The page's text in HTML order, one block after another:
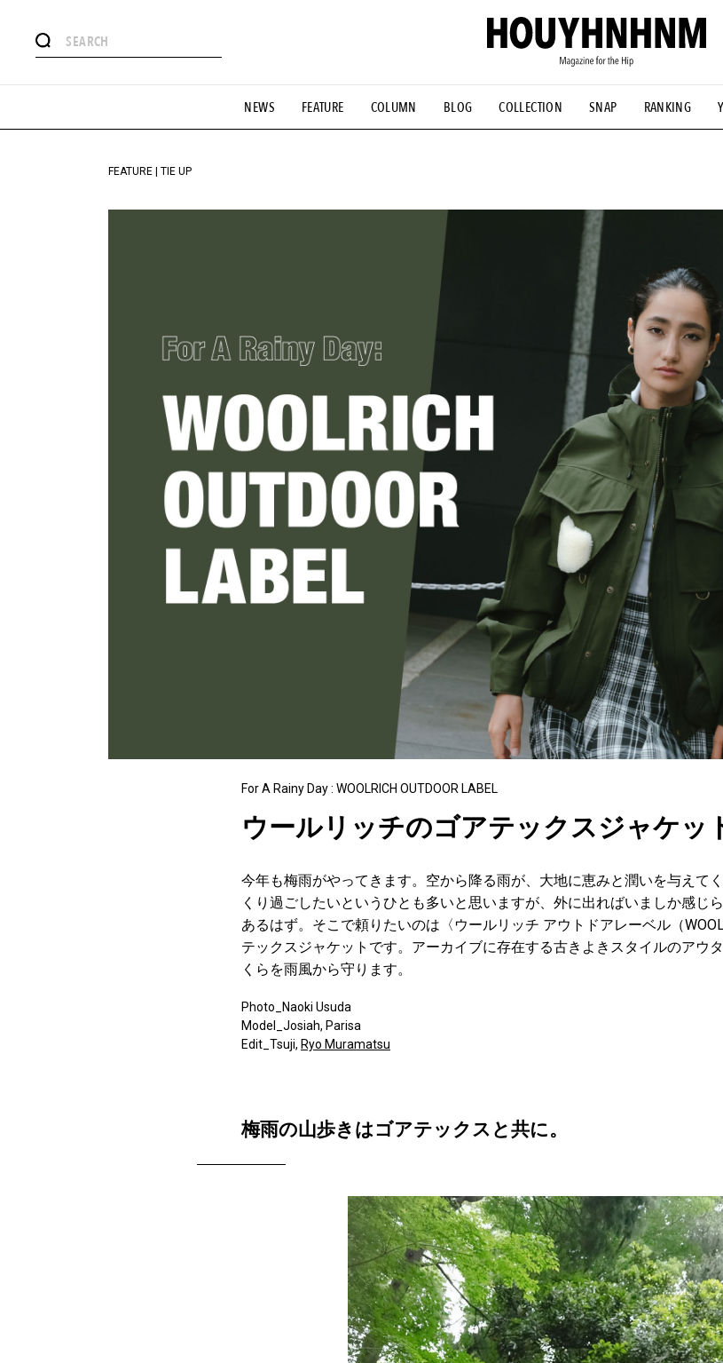
NEWS FEATURE COLUMN BLOG COLLECTION SNAP RANKING
#憧れの逸品 #ESSENTIAL DESIGNS #古着サミット #NEW VINTAGE #マイナーグ
#GH 銘品の所以 #フイナムのYouTube #Commune H #FOCUS IT #AH.H #ととけん #FASHION
#HANDSOME HANDBOOK
FEATURE | TIE UP
For A Rainy Day : WOOLRICH OUTDOOR LABEL
ウールリッチのゴアテックスジャケッ
今年も梅雨がやってきます。空から降る雨が、大地に恵みと潤いを与えて
くり過ごしたいというひとも多いと思いますが、外に出ればいましか感じ
あるはず。そこで頼りたいのは〈ウールリッチ アウトドアレーベル（
テックスジャケットです。アーカイブに存在する古きよきスタイルのアウ
くらを雨風から守ります。
Photo_Naoki Usuda
Model_Josiah, Parisa
Edit_Tsuji, Ryo Muramatsu
梅雨の山歩きはゴアテックスと共に。